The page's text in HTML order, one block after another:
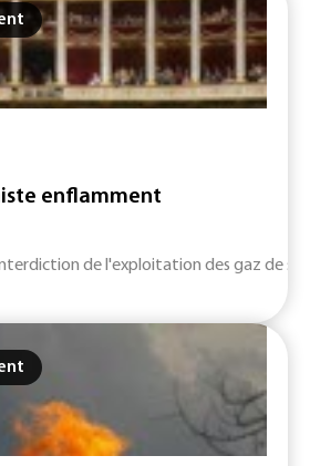
enflamment
de l'exploitation des gaz de